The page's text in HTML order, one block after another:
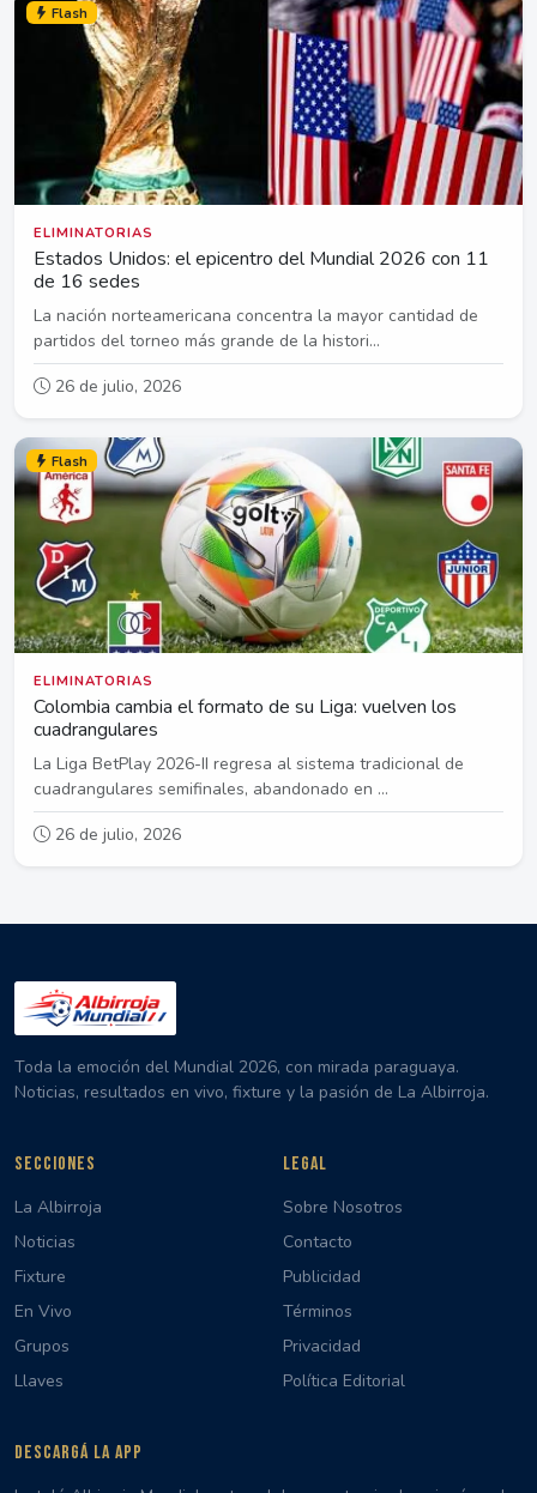
Flash
ELIMINATORIAS
Estados Unidos: el epicentro del Mundial 2026 con 11
de 16 sedes
La nación norteamericana concentra la mayor cantidad de
partidos del torneo más grande de la histori...
26 de julio, 2026
Flash
ELIMINATORIAS
Colombia cambia el formato de su Liga: vuelven los
cuadrangulares
La Liga BetPlay 2026-II regresa al sistema tradicional de
cuadrangulares semifinales, abandonado en ...
26 de julio, 2026
Toda la emoción del Mundial 2026, con mirada paraguaya.
Noticias, resultados en vivo, fixture y la pasión de La Albirroja.
SECCIONES
La Albirroja
Noticias
Fixture
En Vivo
Grupos
Llaves
LEGAL
Sobre Nosotros
Contacto
Publicidad
Términos
Privacidad
Política Editorial
DESCARGÁ LA APP